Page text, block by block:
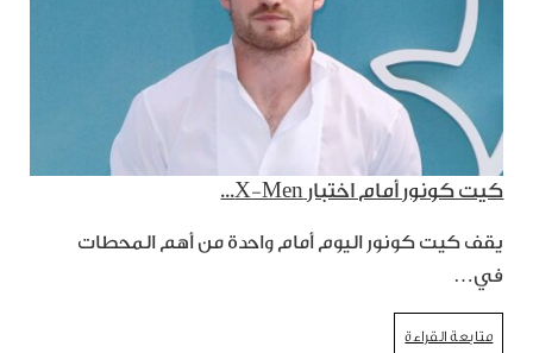
كيت كونور أمام اختبار X-Men...
يقف كيت كونور اليوم أمام واحدة من أهم المحطات
في…
متابعة القراءة